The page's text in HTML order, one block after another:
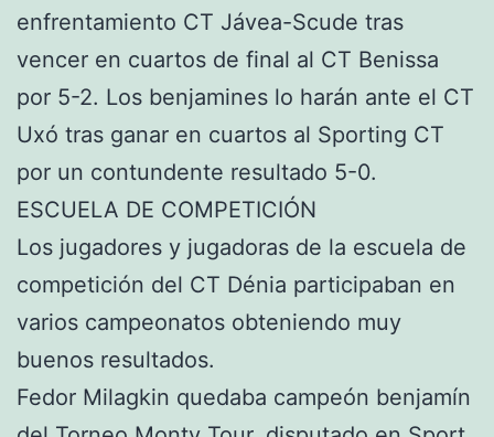
enfrentamiento CT Jávea-Scude tras
vencer en cuartos de final al CT Benissa
por 5-2. Los benjamines lo harán ante el CT
Uxó tras ganar en cuartos al Sporting CT
por un contundente resultado 5-0.
ESCUELA DE COMPETICIÓN
Los jugadores y jugadoras de la escuela de
competición del CT Dénia participaban en
varios campeonatos obteniendo muy
buenos resultados.
Fedor Milagkin quedaba campeón benjamín